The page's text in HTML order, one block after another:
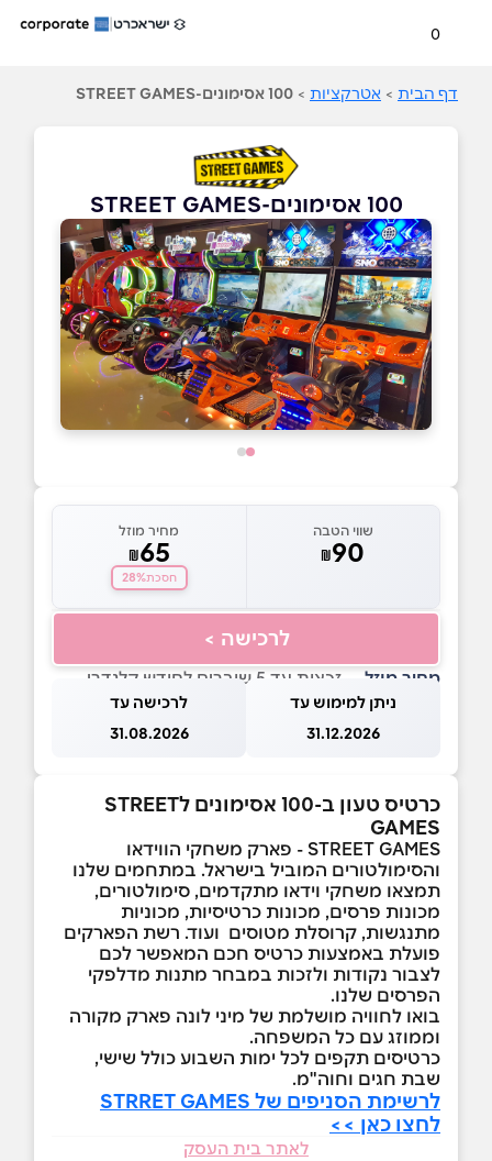
0
דף הבית > אטרקציות > 100 אסימונים-STREET GAMES
100 אסימונים-STREET GAMES
שווי הטבה
₪90
מחיר מוזל
₪65
חסכת28%
לרכישה >
מחיר מוזל — זכאות עד 5 שוברים לחודש קלנדרי
ניתן למימוש עד
31.12.2026
לרכישה עד
31.08.2026
כרטיס טעון ב-100 אסימונים לSTREET
GAMES
STREET GAMES - פארק משחקי הווידאו
והסימולטורים המוביל בישראל. במתחמים שלנו
תמצאו משחקי וידאו מתקדמים, סימולטורים,
מכונות פרסים, מכונות כרטיסיות, מכוניות
מתנגשות, קרוסלת מטוסים ועוד. רשת הפארקים
פועלת באמצעות כרטיס חכם המאפשר לכם
לצבור נקודות ולזכות במבחר מתנות מדלפקי
הפרסים שלנו.
בואו לחוויה מושלמת של מיני לונה פארק מקורה
וממוזג עם כל המשפחה.
כרטיסים תקפים לכל ימות השבוע כולל שישי,
שבת חגים וחוה"מ.
לרשימת הסניפים של STRRET GAMES
לחצו כאן >>
לאתר בית העסק